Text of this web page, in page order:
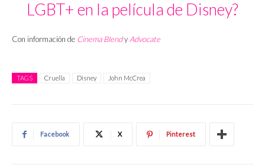
LGBT+ en la película de Disney?
Con información de Cinema BlendyAdvocate
TAGS Cruella Disney John McCrea
Facebook X Pinterest